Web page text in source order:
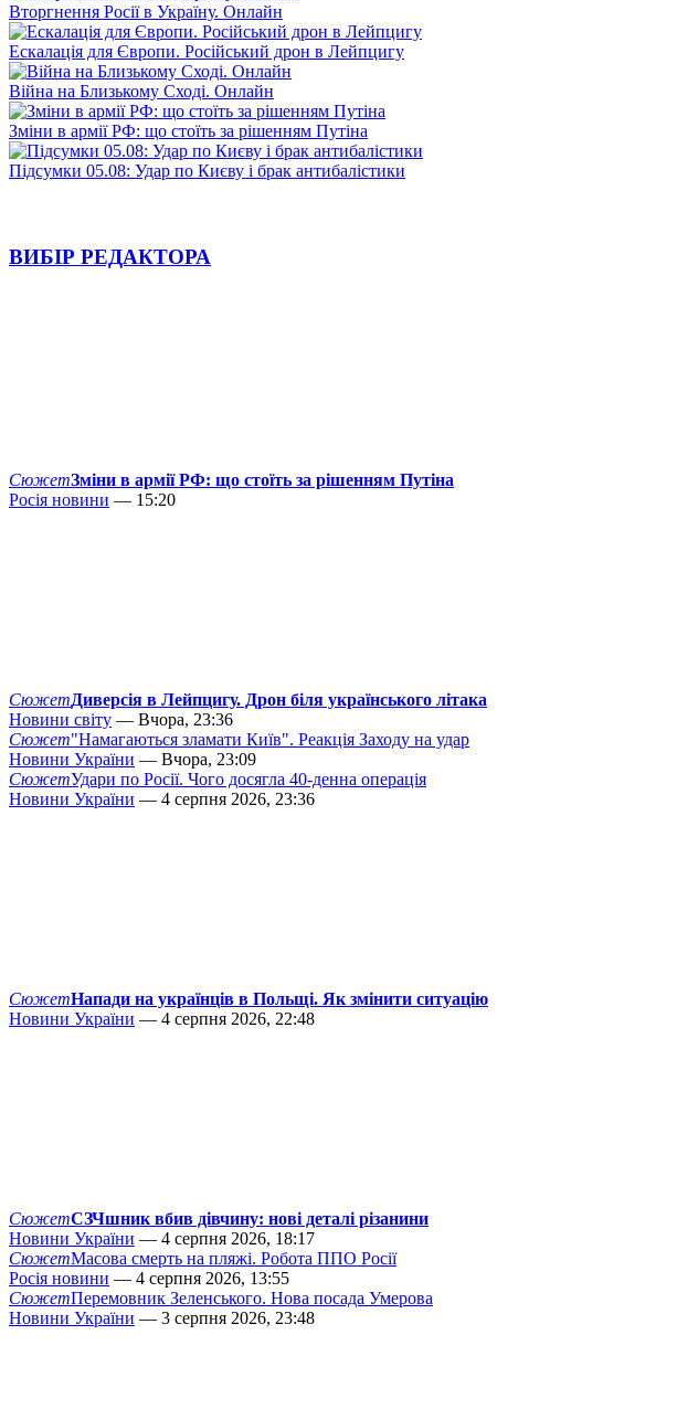
Вторгнення Росії в Україну. Онлайн
Ескалація для Європи. Російський дрон в Лейпцигу
Війна на Близькому Сході. Онлайн
Зміни в армії РФ: що стоїть за рішенням Путіна
Підсумки 05.08: Удар по Києву і брак антибалістики
ВИБІР РЕДАКТОРА
СюжетЗміни в армії РФ: що стоїть за рішенням Путіна
Росія новини — 15:20
СюжетДиверсія в Лейпцигу. Дрон біля українського літака
Новини світу — Вчора, 23:36
Сюжет"Намагаються зламати Київ". Реакція Заходу на удар
Новини України — Вчора, 23:09
СюжетУдари по Росії. Чого досягла 40-денна операція
Новини України — 4 серпня 2026, 23:36
СюжетНапади на українців в Польщі. Як змінити ситуацію
Новини України — 4 серпня 2026, 22:48
СюжетСЗЧшник вбив дівчину: нові деталі різанини
Новини України — 4 серпня 2026, 18:17
СюжетМасова смерть на пляжі. Робота ППО Росії
Росія новини — 4 серпня 2026, 13:55
СюжетПеремовник Зеленського. Нова посада Умерова
Новини України — 3 серпня 2026, 23:48